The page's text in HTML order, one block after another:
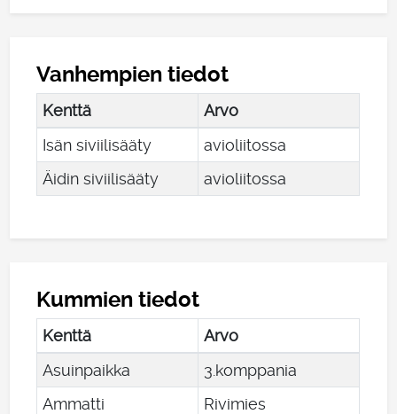
Vanhempien tiedot
Kenttä
Arvo
Isän siviilisääty
avioliitossa
Äidin siviilisääty
avioliitossa
Kummien tiedot
Kenttä
Arvo
Asuinpaikka
3.komppania
Ammatti
Rivimies